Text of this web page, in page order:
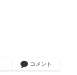
コメント